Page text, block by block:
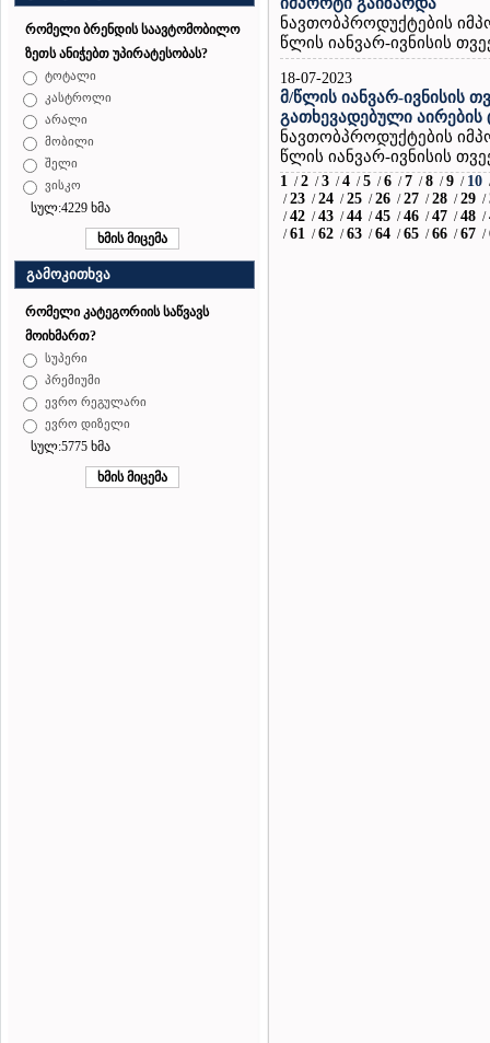
რომელი ბრენდის საავტომობილო
ზეთს ანიჭებთ უპირატესობას?
ტოტალი
კასტროლი
არალი
მობილი
შელი
ვისკო
სულ:4229 ხმა
გამოკითხვა
რომელი კატეგორიის საწვავს
მოიხმართ?
სუპერი
პრემიუმი
ევრო რეგულარი
ევრო დიზელი
სულ:5775 ხმა
ნავთობპროდუქტების
წლის იანვარ-ივნისის
18-07-2023
მ/წლის იანვარ-ივნისის
გათხევადებული აირების
ნავთობპროდუქტების
წლის იანვარ-ივნისის
1 / 2 / 3 / 4 / 5 / 6 / 7 / 8 / 9 / 10
/ 23 / 24 / 25 / 26 / 27 / 28 / 29 /
/ 42 / 43 / 44 / 45 / 46 / 47 / 48 /
/ 61 / 62 / 63 / 64 / 65 / 66 / 67 /